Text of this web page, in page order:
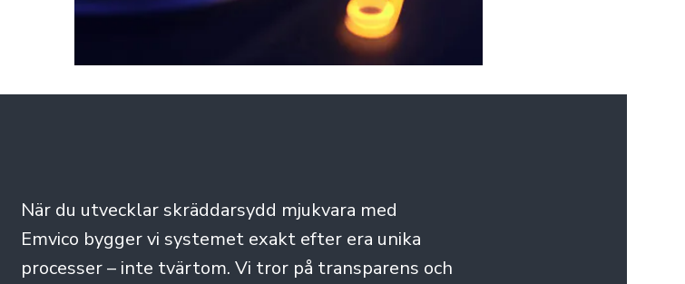
När du utvecklar skräddarsydd mjukvara med
Emvico bygger vi systemet exakt efter era unika
processer – inte tvärtom. Vi tror på transparens och